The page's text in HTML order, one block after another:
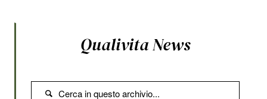
Qualivita News
